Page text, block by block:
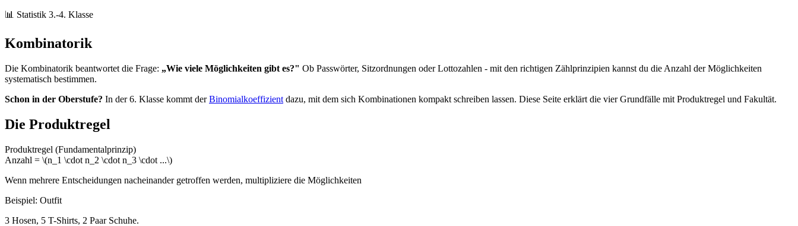
📊 Statistik 3.-4. Klasse
Kombinatorik
Die Kombinatorik beantwortet die Frage: „Wie viele Möglichkeiten gibt es?" Ob Passwörter, Sitzordnungen oder Lottozahlen - mit den richtigen Zählprinzipien kannst du die Anzahl der Möglichkeiten
systematisch bestimmen.
Schon in der Oberstufe? In der 6. Klasse kommt derBinomialkoeffizient dazu, mit dem sich Kombinationen kompakt schreiben lassen. Diese Seite erklärt die vier Grundfälle mit Produktregel und Fakultät.
Die Produktregel
Produktregel (Fundamentalprinzip)
Anzahl = \(n_1 \cdot n_2 \cdot n_3 \cdot ...\)
Wenn mehrere Entscheidungen nacheinander getroffen werden, multipliziere die Möglichkeiten
Beispiel: Outfit
3 Hosen, 5 T-Shirts, 2 Paar Schuhe.